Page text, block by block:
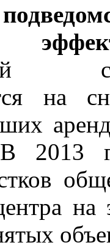
на
2013
на